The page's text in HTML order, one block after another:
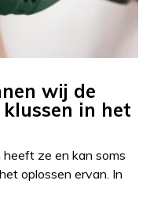
wij de
in het
heeft ze en kan soms
oplossen ervan. In